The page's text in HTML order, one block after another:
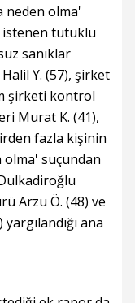
neden olma'
istenen tutuklu
sanıklar
Y. (57), şirket
şirketi kontrol
Murat K. (41),
fazla kişinin
olma' suçundan
Arzu Ö. (48) ve
ana